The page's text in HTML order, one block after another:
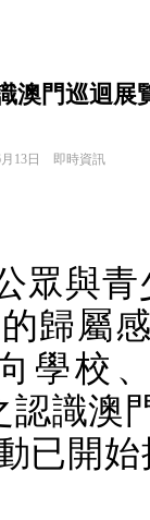
澳門巡迴展
13日 即時資訊
眾與
歸屬
學校
識澳
已開